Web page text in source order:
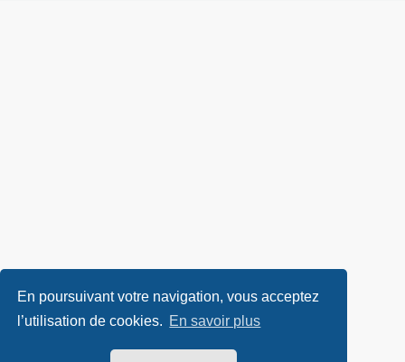
En poursuivant votre navigation, vous acceptez
l’utilisation de cookies. En savoir plus